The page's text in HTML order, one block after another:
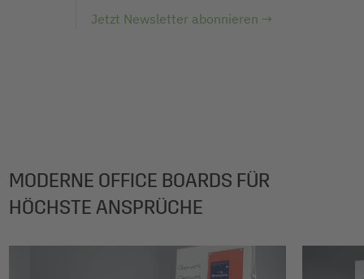
Jetzt Newsletter abonnieren →
MODERNE OFFICE BOARDS FÜR
HÖCHSTE ANSPRÜCHE